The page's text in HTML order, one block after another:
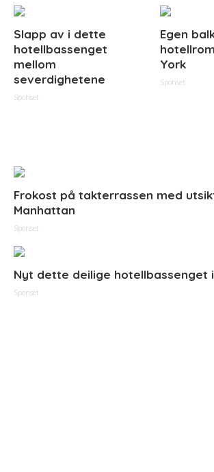
Slapp av i dette
hotellbassenget
mellom
severdighetene
Sponset
Egen
York
Sponset
Frokost på takterrassen med
Manhattan
Sponset
Nyt dette deilige hotellbassenget
Sponset